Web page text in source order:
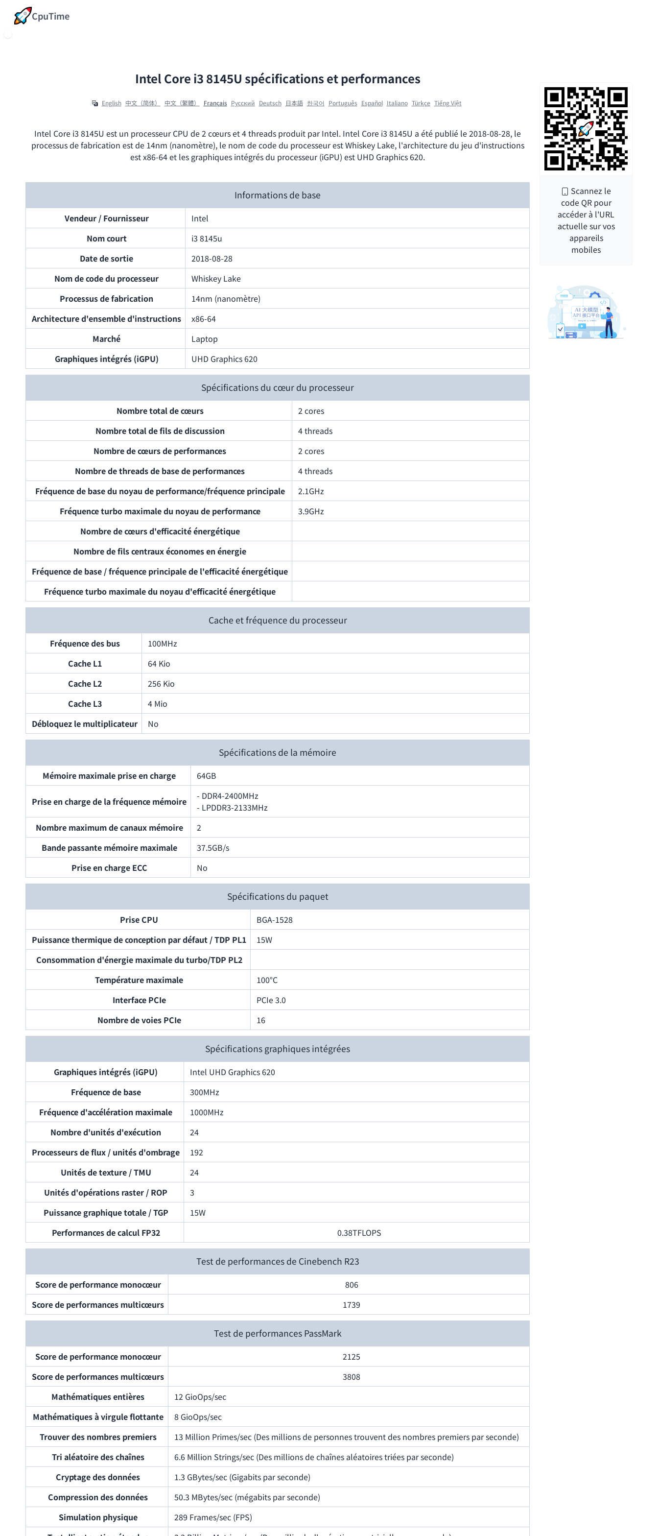
CpuTime
Intel Core i3 8145U spécifications et performances
English 中文（简体） 中文（繁體） Français Ρусский Deutsch 日本語 한국어 Português Español Italiano Türkçe Tiếng Việt
Intel Core i3 8145U est un processeur CPU de 2 cœurs et 4 threads produit par Intel. Intel Core i3 8145U a été publié le 2018-08-28, le
processus de fabrication est de 14nm (nanomètre), le nom de code du processeur est Whiskey Lake, l'architecture du jeu d'instructions
est x86-64 et les graphiques intégrés du processeur (iGPU) est UHD Graphics 620.
Informations de base
Vendeur / Fournisseur
Intel
Nom court
i3 8145u
Date de sortie
2018-08-28
Nom de code du processeur
Whiskey Lake
Processus de fabrication
14nm (nanomètre)
Architecture d'ensemble d'instructions
x86-64
Marché
Laptop
Graphiques intégrés (iGPU)
UHD Graphics 620
Spécifications du cœur du processeur
Nombre total de cœurs
2 cores
Nombre total de fils de discussion
4 threads
Nombre de cœurs de performances
2 cores
Nombre de threads de base de performances
4 threads
Fréquence de base du noyau de performance/fréquence principale
2.1GHz
Fréquence turbo maximale du noyau de performance
3.9GHz
Nombre de cœurs d'efficacité énergétique
Nombre de fils centraux économes en énergie
Fréquence de base / fréquence principale de l'efficacité énergétique
Fréquence turbo maximale du noyau d'efficacité énergétique
Cache et fréquence du processeur
Fréquence des bus
100MHz
Cache L1
64 Kio
Cache L2
256 Kio
Cache L3
4 Mio
Débloquez le multiplicateur
No
Spécifications de la mémoire
Mémoire maximale prise en charge 64GB
Prise en charge de la fréquence mémoire
- DDR4-2400MHz
- LPDDR3-2133MHz
Nombre maximum de canaux mémoire
2
Bande passante mémoire maximale
37.5GB/s
Prise en charge ECC
No
Spécifications du paquet
Prise CPU
BGA-1528
Puissance thermique de conception par défaut / TDP PL1
15W
Consommation d'énergie maximale du turbo/TDP PL2
Température maximale
100°C
Interface PCIe
PCIe 3.0
Nombre de voies PCIe
16
Spécifications graphiques intégrées
Graphiques intégrés (iGPU)
Intel UHD Graphics 620
Fréquence de base
300MHz
Fréquence d'accélération maximale
1000MHz
Nombre d'unités d'exécution
24
Processeurs de flux / unités d'ombrage
192
Unités de texture / TMU
24
Unités d'opérations raster / ROP
3
Puissance graphique totale / TGP
15W
Performances de calcul FP32
0.38TFLOPS
Test de performances de Cinebench R23
Score de performance monocœur
806
Score de performances multicœurs
1739
Test de performances PassMark
Score de performance monocœur
2125
Score de performances multicœurs
3808
Mathématiques entières
12 GioOps/sec
Mathématiques à virgule flottante
8 GioOps/sec
Trouver des nombres premiers
13 Million Primes/sec (Des millions de personnes trouvent des nombres premiers par seconde)
Tri aléatoire des chaînes
6.6 Million Strings/sec (Des millions de chaînes aléatoires triées par seconde)
Cryptage des données
1.3 GBytes/sec (Gigabits par seconde)
Compression des données
50.3 MBytes/sec (mégabits par seconde)
Simulation physique
289 Frames/sec (FPS)
Scannez le
code QR pour
accéder à l'URL
actuelle sur vos
appareils
mobiles